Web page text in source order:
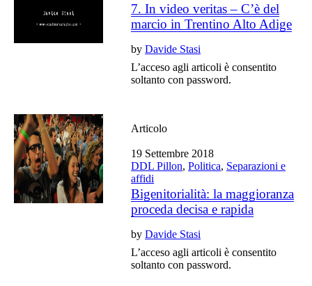
7. In video veritas – C’è del
marcio in Trentino Alto Adige
byDavide Stasi
L’acceso agli articoli è consentito
soltanto con password.
Articolo
19 Settembre 2018
DDL Pillon,Politica, Separazioni e
affidi
Bigenitorialità: la maggioranza
proceda decisa e rapida
byDavide Stasi
L’acceso agli articoli è consentito
soltanto con password.